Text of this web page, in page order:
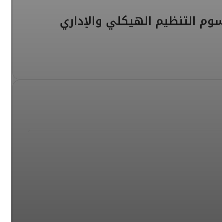
بالدار البيضاء
التنظيم الهيكلي والإداري